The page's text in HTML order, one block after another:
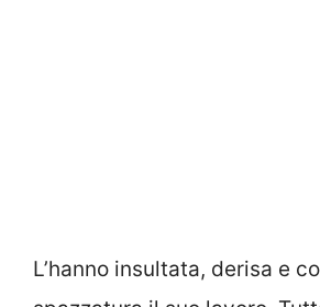
L’hanno insultata, derisa e